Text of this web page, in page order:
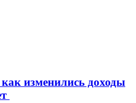
изменились доходы